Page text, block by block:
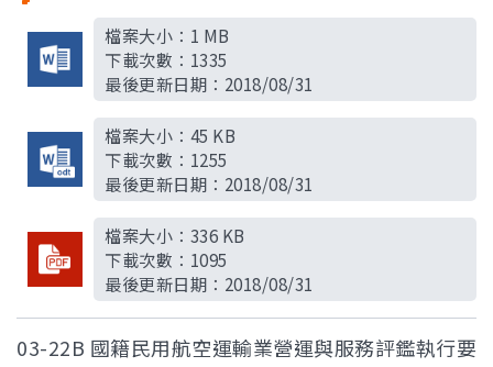
檔案大小： 1 MB
下載次數： 1335
最後更新日期： 2018/08/31
檔案大小： 45 KB
下載次數： 1255
最後更新日期： 2018/08/31
檔案大小： 336 KB
下載次數： 1095
最後更新日期： 2018/08/31
03-22B 國籍民用航空運輸業營運與服務評鑑執行要